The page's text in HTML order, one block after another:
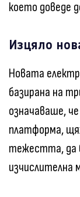
което доведе
Изцяло
Новата
базирана на
означаваше,
платформа,
тежестта, да
изчислителна